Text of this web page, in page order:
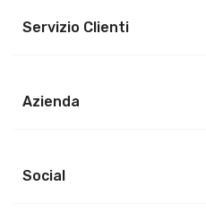
Servizio Clienti
Azienda
Social